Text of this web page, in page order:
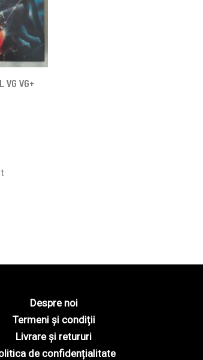
VG+
Despre noi
Termeni și condiții
Livrare și retururi
de confidențialitate